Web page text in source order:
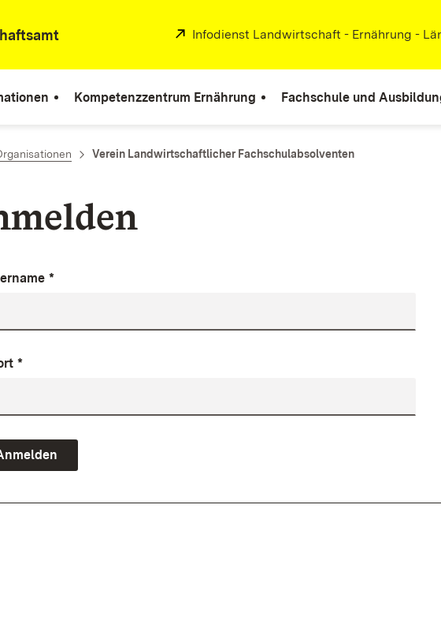
Extern:
Infodienst Landwirtschaft - Ernährung -
Kompetenzzentrum Ernährung Fachschule und
Verein Landwirtschaftlicher Fachschulabsolventen
*
*